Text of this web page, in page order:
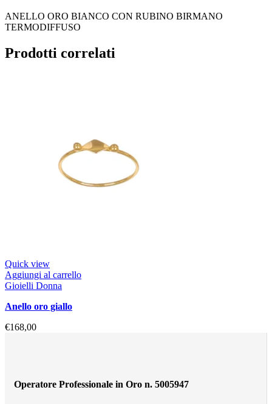
ANELLO ORO BIANCO CON RUBINO BIRMANO
TERMODIFFUSO
Prodotti correlati
Quick view
Aggiungi al carrello
Gioielli Donna
anello oro giallo
€168,00
Operatore Professionale in Oro n. 5005947